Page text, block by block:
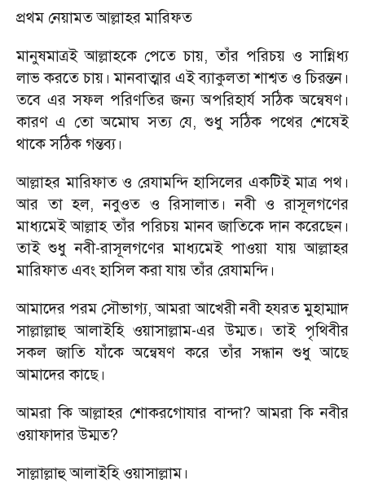
প্রথম নেয়ামত আল্লাহর মারিফত
মানুষমাত্রই আল্লাহকে পেতে চায়, তাঁর পরিচয় ও সান্নিধ্য
লাভ করতে চায়। মানবাত্মার এই ব্যাকুলতা শাশ্বত ও চিরন্তন।
তবে এর সফল পরিণতির জন্য অপরিহার্য সঠিক অন্বেষণ।
কারণ এ তো অমোঘ সত্য যে, শুধু সঠিক পথের শেষেই
থাকে সঠিক গন্তব্য।
আল্লাহর মারিফাত ও রেযামন্দি হাসিলের একটিই মাত্র পথ।
আর তা হল, নবুওত ও রিসালাত। নবী ও রাসূলগণের
মাধ্যমেই আল্লাহ তাঁর পরিচয় মানব জাতিকে দান করেছেন।
তাই শুধু নবী-রাসূলগণের মাধ্যমেই পাওয়া যায় আল্লাহর
মারিফাত এবং হাসিল করা যায় তাঁর রেযামন্দি।
আমাদের পরম সৌভাগ্য, আমরা আখেরী নবী হযরত মুহাম্মাদ
সাল্লাল্লাহু আলাইহি ওয়াসাল্লাম-এর উম্মত। তাই পৃথিবীর
সকল জাতি যাঁকে অন্বেষণ করে তাঁর সন্ধান শুধু আছে
আমাদের কাছে।
আমরা কি আল্লাহর শোকরগোযার বান্দা? আমরা কি নবীর
ওয়াফাদার উম্মত?
সাল্লাল্লাহু আলাইহি ওয়াসাল্লাম।